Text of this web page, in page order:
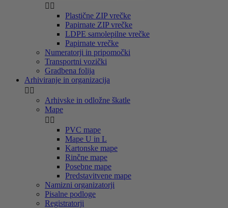
 
Plastične ZIP vrečke
Papirnate ZIP vrečke
LDPE samolepilne vrečke
Papirnate vrečke
Numeratorji in pripomočki
Transportni vozički
Gradbena folija
Arhiviranje in organizacija
 
Arhivske in odložne škatle
Mape
 
PVC mape
Mape U in L
Kartonske mape
Rinčne mape
Posebne mape
Predstavitvene mape
Namizni organizatorji
Pisalne podloge
Registratorji